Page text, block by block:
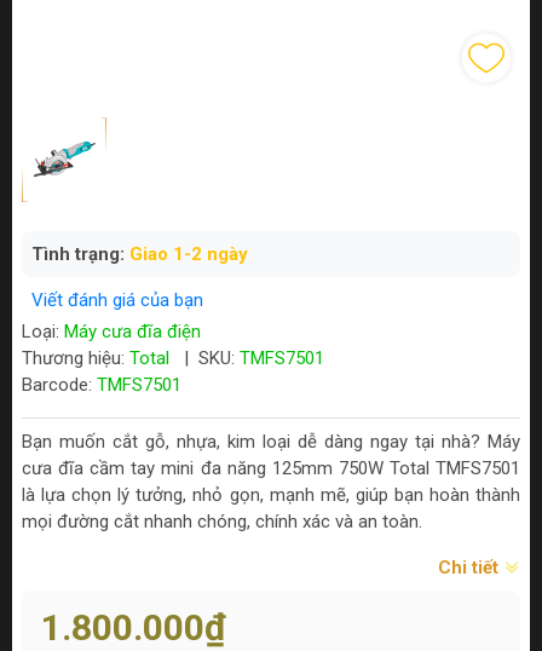
Tình trạng: Giao 1-2 ngày
Viết đánh giá của bạn
Loại: Máy cưa đĩa điện
Thương hiệu: Total SKU: TMFS7501
Barcode: TMFS7501
Bạn muốn cắt gỗ, nhựa, kim loại dễ dàng ngay tại nhà? Máy
cưa đĩa cầm tay mini đa năng 125mm 750W Total TMFS7501
là lựa chọn lý tưởng, nhỏ gọn, mạnh mẽ, giúp bạn hoàn thành
mọi đường cắt nhanh chóng, chính xác và an toàn.
Chi tiết
1.800.000₫